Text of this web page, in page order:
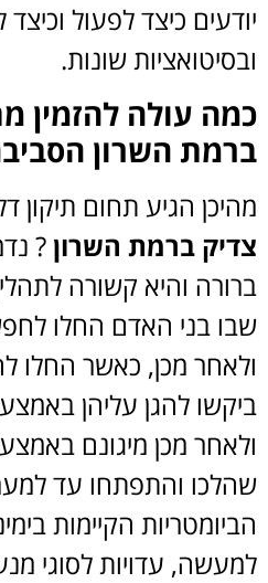
יודעים כיצד לפעול
ובסיטואציות שונות.
כמה עולה להזמין
ברמת השרון
מהיכן הגיע תחום תיקון
צדיק ברמת השרון ?
ברורה והיא קשורה
שבו בני האדם החלו
ולאחר מכן, כאשר החלו
ביקשו להגן עליהן
ולאחר מכן מיגונם
שהלכו והתפתחו עד
הביומטריות הקיימות
למעשה, עדויות לסוגי